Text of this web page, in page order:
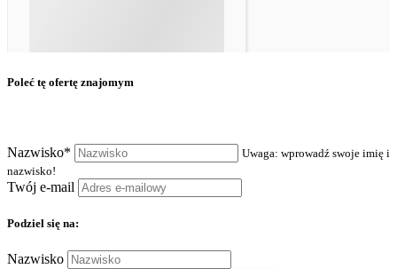
Poleć tę ofertę znajomym
Nazwisko*
Uwaga: wprowadź swoje imię i
nazwisko!
Twój e-mail
Podziel się na:
Nazwisko